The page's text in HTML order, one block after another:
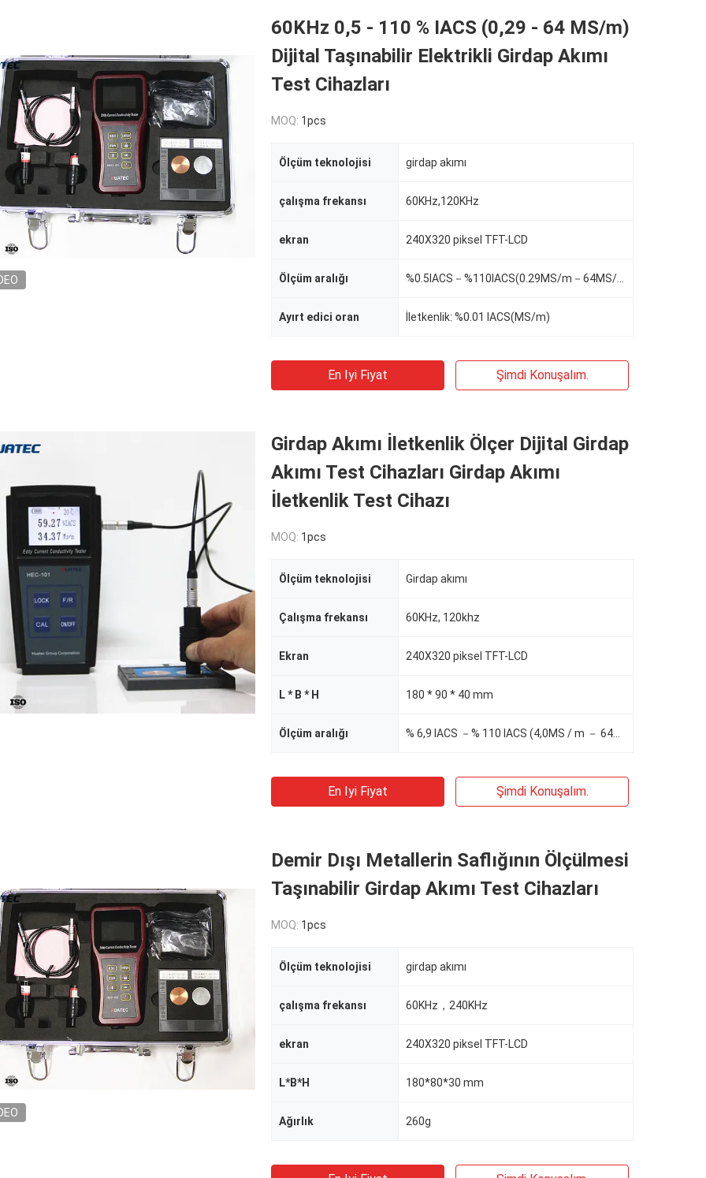
60KHz 0,5 - 110 % IACS (0,29 - 64 MS/m)
Dijital Taşınabilir Elektrikli Girdap Akımı
Test Cihazları
MOQ: 1pcs
Ölçüm teknolojisi girdap akımı
çalışma frekansı 60KHz,120KHz
ekran 240X320 piksel TFT-LCD
Ölçüm aralığı
Ayırt edici oran İletkenlik: %0.01 IACS(MS/m)
En Iyi Fiyat Şimdi Konuşalım.
Girdap Akımı İletkenlik Ölçer Dijital Girdap
Akımı Test Cihazları Girdap Akımı
İletkenlik Test Cihazı
MOQ: 1pcs
Ölçüm teknolojisi Girdap akımı
Çalışma frekansı 60KHz, 120khz
Ekran 240X320 piksel TFT-LCD
L * B * H 180 * 90 * 40 mm
Ölçüm aralığı
En Iyi Fiyat Şimdi Konuşalım.
Demir Dışı Metallerin Saflığının Ölçülmesi
Taşınabilir Girdap Akımı Test Cihazları
MOQ: 1pcs
Ölçüm teknolojisi girdap akımı
çalışma frekansı 60KHz，240KHz
ekran 240X320 piksel TFT-LCD
L*B*H 180*80*30 mm
Ağırlık 260g